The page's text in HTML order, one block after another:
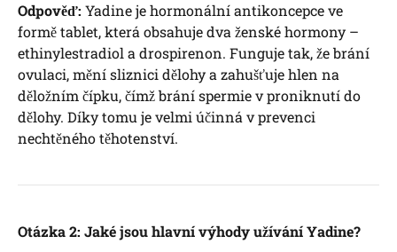
Odpověď: Yadine je hormonální antikoncepce ve
formě tablet, která obsahuje dva ženské hormony –
ethinylestradiol a drospirenon. Funguje tak, že brání
ovulaci, mění sliznici dělohy a zahušťuje hlen na
děložním čípku, čímž brání spermie v proniknutí do
dělohy. Díky tomu je velmi účinná v prevenci
nechtěného těhotenství.
Otázka 2: Jaké jsou hlavní výhody užívání Yadine?